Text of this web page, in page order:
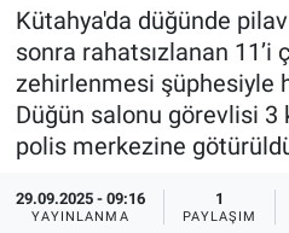
Kütahya'da düğünde
sonra rahatsızlanan 11’i
zehirlenmesi şüphesiyle
Düğün salonu görevlisi
polis merkezine
29.09.2025 - 09:16
YAYINLANMA
1
PAYLAŞIM
Doğa Konuşuyor
Dünya
Ege Saati
Ege'den Esintiler
Sağlık
Spor
Yayın Akışı
İletişim
Tüm Manşetler
Son Dakika Haberleri
Haber Arşivi